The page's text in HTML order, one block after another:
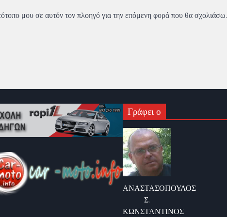
μου σε αυτόν τον πλοηγό για την επόμενη φορά που θα σχολιάσω.
Γράφει ο
ΑΝΑΣΤΑΣΟΠΟΥΛΟΣ
Σ.
ΚΩΝΣΤΑΝΤΙΝΟΣ